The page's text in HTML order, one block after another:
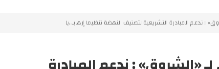
: ندعم المبادرة التشريعية لتصنيف النهضة تنظيما إرهابـ..يا